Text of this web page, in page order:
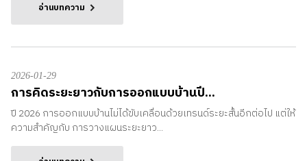
อ่านบทความ
2026-01-29
การคิดระยะยาวกับการออกแบบบ้านปี...
ปี 2026 การออกแบบบ้านไม่ได้ขับเคลื่อนด้วยเทรนด์ระยะสั้นอีกต่อไป แต่ให้
ความสำคัญกับ การวางแผนระยะยาว...